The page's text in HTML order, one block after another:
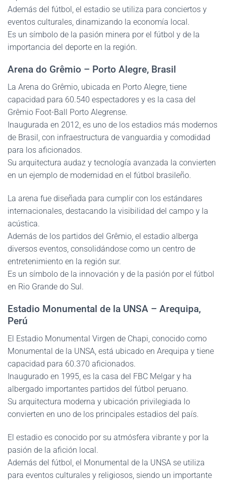
Además del fútbol, el estadio se utiliza para conciertos y
eventos culturales, dinamizando la economía local.
Es un símbolo de la pasión minera por el fútbol y de la
importancia del deporte en la región.
Arena do Grêmio – Porto Alegre, Brasil
La Arena do Grêmio, ubicada en Porto Alegre, tiene
capacidad para 60.540 espectadores y es la casa del
Grêmio Foot-Ball Porto Alegrense.
Inaugurada en 2012, es uno de los estadios más modernos
de Brasil, con infraestructura de vanguardia y comodidad
para los aficionados.
Su arquitectura audaz y tecnología avanzada la convierten
en un ejemplo de modernidad en el fútbol brasileño.
La arena fue diseñada para cumplir con los estándares
internacionales, destacando la visibilidad del campo y la
acústica.
Además de los partidos del Grêmio, el estadio alberga
diversos eventos, consolidándose como un centro de
entretenimiento en la región sur.
Es un símbolo de la innovación y de la pasión por el fútbol
en Rio Grande do Sul.
Estadio Monumental de la UNSA – Arequipa,
Perú
El Estadio Monumental Virgen de Chapi, conocido como
Monumental de la UNSA, está ubicado en Arequipa y tiene
capacidad para 60.370 aficionados.
Inaugurado en 1995, es la casa del FBC Melgar y ha
albergado importantes partidos del fútbol peruano.
Su arquitectura moderna y ubicación privilegiada lo
convierten en uno de los principales estadios del país.
El estadio es conocido por su atmósfera vibrante y por la
pasión de la afición local.
Además del fútbol, el Monumental de la UNSA se utiliza
para eventos culturales y religiosos, siendo un importante